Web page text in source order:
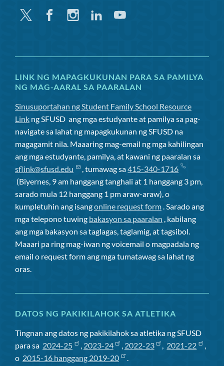
Twitter FacebookInstagramLinkedinYoutube
LINK NG MAPAGKUKUNAN PARA SA PAMILYA
NG MAG-AARAL SA PAARALAN
Sinusuportahan ng Student Family School Resource
Link ng SFUSD ang mga estudyante at pamilya sa pag-
navigate sa lahat ng mapagkukunan ng SFUSD na
magagamit nila. Maaaring mag-email ng mga kahilingan
ang mga estudyante, pamilya, at kawani ng paaralan sa
sflink@sfusd.edu
, tumawag sa415-340-1716
(Biyernes, 9 am hanggang tanghali at 1 hanggang 3 pm,
sarado mula 12 hanggang 1 pm araw-araw), o
kumpletuhin ang isangonline request form . Sarado ang
mga telepono tuwing bakasyon sa paaralan , kabilang
ang mga bakasyon sa taglagas, taglamig, at tagsibol.
Maaari pa ring mag-iwan ng voicemail o magpadala ng
email o request form ang mga tumatawag sa lahat ng
oras.
DATOS NG PAKIKILAHOK SA ATLETIKA
Tingnan ang datos ng pakikilahok sa atletika ng SFUSD
para sa 2024-25 , 2023-24 , 2022-23 , 2021-22
o 2015-16 hanggang 2019-20 .